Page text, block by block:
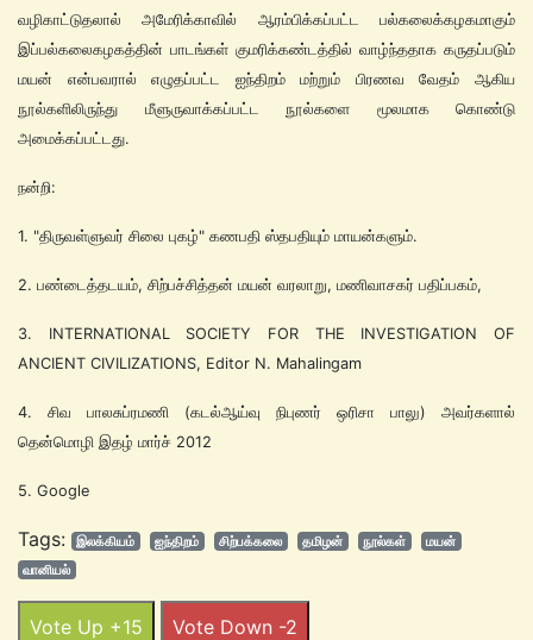
வழிகாட்டுதலால் அமேரிக்காவில் ஆரம்பிக்கப்பட்ட பல்கலைக்கழகமாகும்
இப்பல்கலைகழகத்தின் பாடங்கள் குமரிக்கண்டத்தில் வாழ்ந்ததாக கருதப்படும்
மயன் என்பவரால் எழுதப்பட்ட ஐந்திறம் மற்றும் பிரணவ வேதம் ஆகிய
நூல்களிலிருந்து மீளுருவாக்கப்பட்ட நூல்களை மூலமாக கொண்டு
அமைக்கப்பட்டது.
நன்றி:
1. "திருவள்ளுவர் சிலை புகழ்" கணபதி ஸ்தபதியும் மாயன்களும்.
2. பண்டைத்தடயம், சிற்பச்சித்தன் மயன் வரலாறு, மணிவாசகர் பதிப்பகம்,
3. INTERNATIONAL SOCIETY FOR THE INVESTIGATION OF
ANCIENT CIVILIZATIONS, Editor N. Mahalingam
4. சிவ பாலசுப்ரமணி (கடல்ஆய்வு நிபுணர் ஒரிசா பாலு) அவர்களால்
தென்மொழி இதழ் மார்ச் 2012
5. Google
Tags: இலக்கியம் ஐந்திறம் சிற்பக்கலை தமிழன் நூல்கள்
மயன்
வானியல்
Vote Up +15 Vote Down -2